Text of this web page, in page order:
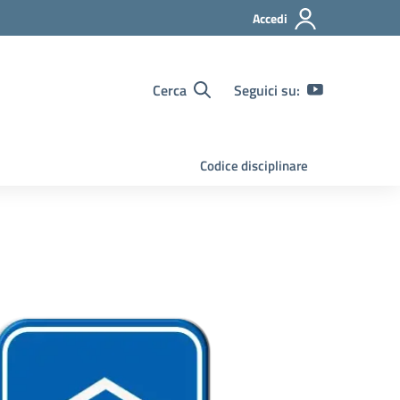
Accedi
Cerca Seguici su:
Codice disciplinare